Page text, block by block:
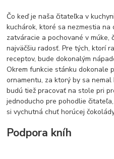
Čo keď je naša čitateľka v
kuchárok, ktoré sa nezmestia na
zatváracie a pochované v múke,
najväčšiu radosť. Pre tých, ktorí
receptov, bude dokonalým
Okrem funkcie stánku dokonale
ornamentu, za ktorý by sa
budú tiež pracovať na stole pri
jednoducho pre pohodlie
si vychutná chuť horúcej
Podpora kníh